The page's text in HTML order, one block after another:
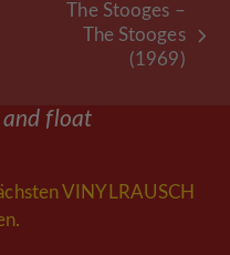
Nächster
The Stooges –
The Stooges
(1969)
and float
VINYLRAUSCH